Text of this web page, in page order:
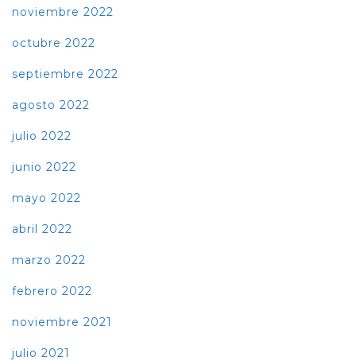
noviembre 2022
octubre 2022
septiembre 2022
agosto 2022
julio 2022
junio 2022
mayo 2022
abril 2022
marzo 2022
febrero 2022
noviembre 2021
julio 2021